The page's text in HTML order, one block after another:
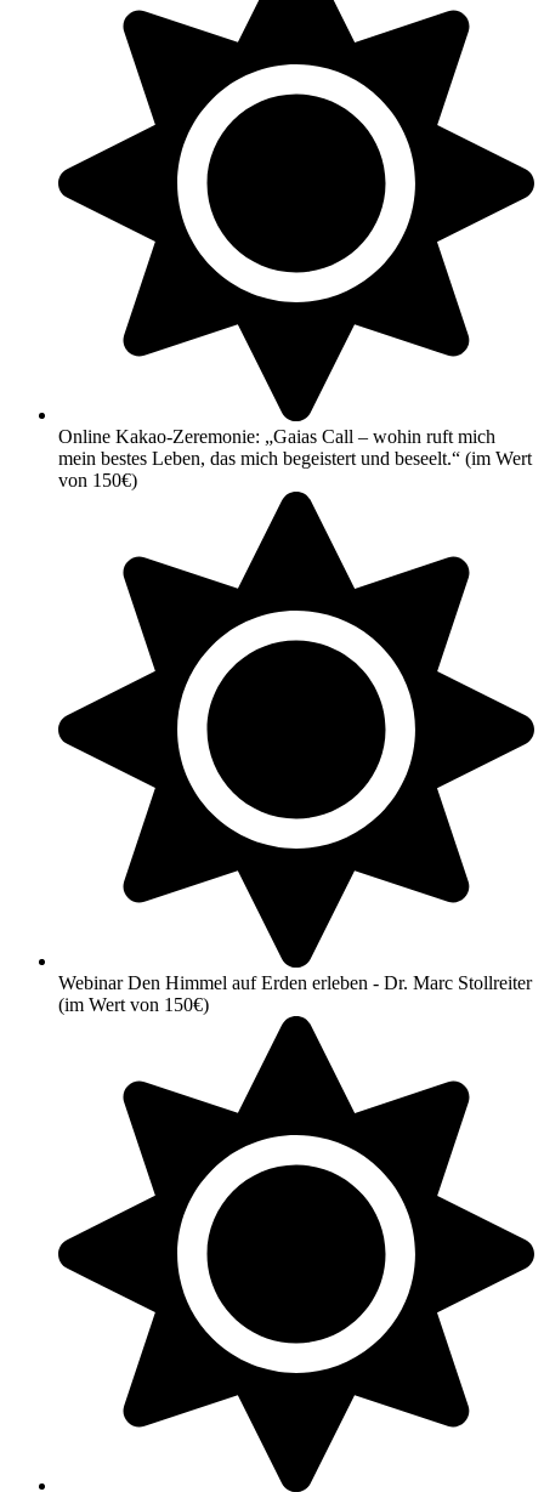
Online Kakao-Zeremonie: „Gaias Call – wohin ruft mich
mein bestes Leben, das mich begeistert und beseelt.“ (im Wert
von 150€)
Webinar Den Himmel auf Erden erleben - Dr. Marc Stollreiter
(im Wert von 150€)